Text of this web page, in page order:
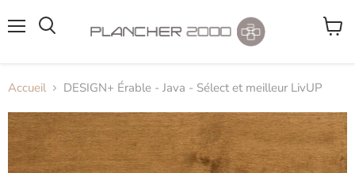
Accueil DESIGN+ Érable - Java - Sélect et meilleur LivUP